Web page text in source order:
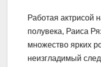
Работая актрисой
полувека, Раиса
множество ярких
неизгладимый